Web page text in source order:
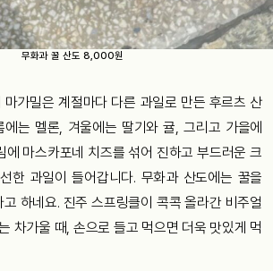
무화과 꿀 산도 8,000원
가밀은 계절마다 다른 과일로 만든 후르츠 산
는 멜론, 겨울에는 딸기와 귤, 그리고 가을에
에 마스카포네 치즈를 섞어 진하고 부드러운 크
한 과일이 들어갑니다. 무화과 산도에는 꿀을
하네요. 진주 스프링클이 콕콕 올라간 비주얼
차가울 때, 손으로 들고 먹으면 더욱 맛있게 먹